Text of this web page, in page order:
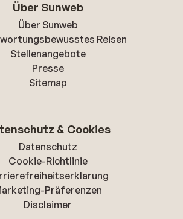
Über Sunweb
Über Sunweb
Reisen
Stellenangebote
Presse
Sitemap
& Cookies
Datenschutz
Cookie-Richtlinie
Präferenzen
Disclaimer